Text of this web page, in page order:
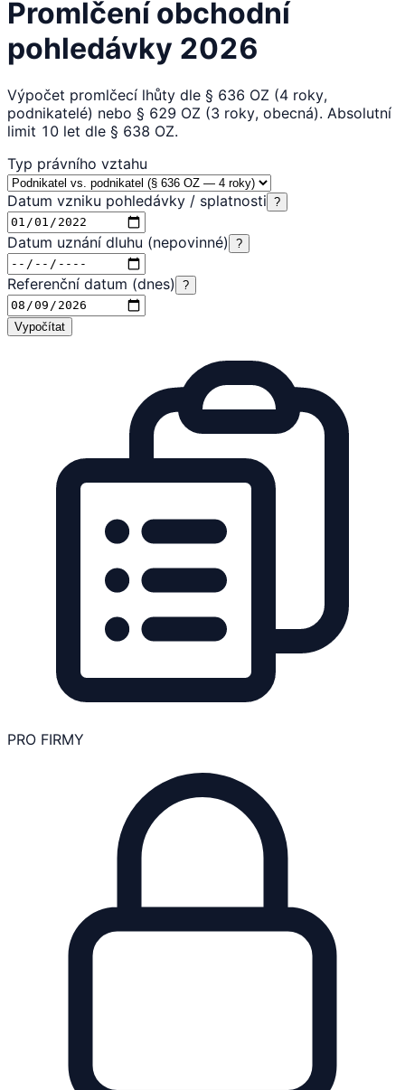
Promlčení obchodní
pohledávky 2026
Výpočet promlčecí lhůty dle § 636 OZ (4 roky,
podnikatelé) nebo § 629 OZ (3 roky, obecná). Absolutní
limit 10 let dle § 638 OZ.
Typ právního vztahu
Datum vzniku pohledávky / splatnosti ?
Datum uznání dluhu (nepovinné) ?
Referenční datum (dnes) ?
Vypočítat
PRO FIRMY